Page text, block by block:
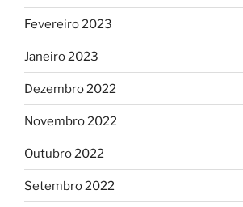
Fevereiro 2023
Janeiro 2023
Dezembro 2022
Novembro 2022
Outubro 2022
Setembro 2022